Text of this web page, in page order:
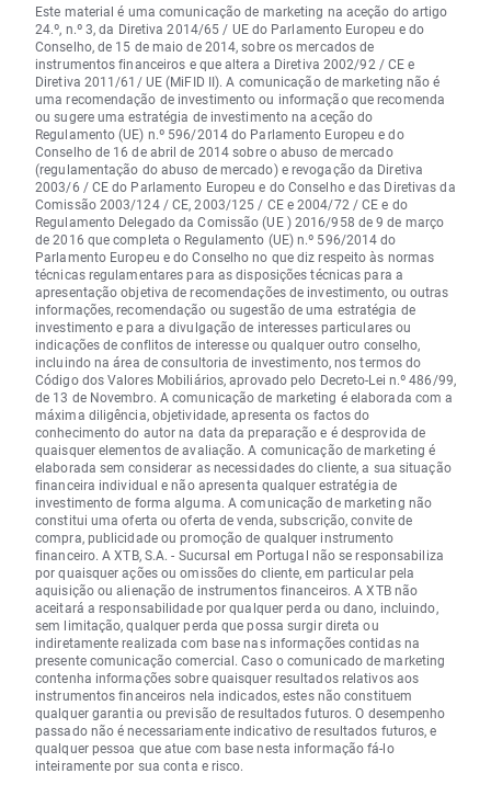
Este material é uma comunicação de marketing na aceção do artigo
24.º, n.º 3, da Diretiva 2014/65 / UE do Parlamento Europeu e do
Conselho, de 15 de maio de 2014, sobre os mercados de
instrumentos financeiros e que altera a Diretiva 2002/92 / CE e
Diretiva 2011/61/ UE (MiFID II). A comunicação de marketing não é
uma recomendação de investimento ou informação que recomenda
ou sugere uma estratégia de investimento na aceção do
Regulamento (UE) n.º 596/2014 do Parlamento Europeu e do
Conselho de 16 de abril de 2014 sobre o abuso de mercado
(regulamentação do abuso de mercado) e revogação da Diretiva
2003/6 / CE do Parlamento Europeu e do Conselho e das Diretivas da
Comissão 2003/124 / CE, 2003/125 / CE e 2004/72 / CE e do
Regulamento Delegado da Comissão (UE ) 2016/958 de 9 de março
de 2016 que completa o Regulamento (UE) n.º 596/2014 do
Parlamento Europeu e do Conselho no que diz respeito às normas
técnicas regulamentares para as disposições técnicas para a
apresentação objetiva de recomendações de investimento, ou outras
informações, recomendação ou sugestão de uma estratégia de
investimento e para a divulgação de interesses particulares ou
indicações de conflitos de interesse ou qualquer outro conselho,
incluindo na área de consultoria de investimento, nos termos do
Código dos Valores Mobiliários, aprovado pelo Decreto-Lei n.º 486/99,
de 13 de Novembro. A comunicação de marketing é elaborada com a
máxima diligência, objetividade, apresenta os factos do
conhecimento do autor na data da preparação e é desprovida de
quaisquer elementos de avaliação. A comunicação de marketing é
elaborada sem considerar as necessidades do cliente, a sua situação
financeira individual e não apresenta qualquer estratégia de
investimento de forma alguma. A comunicação de marketing não
constitui uma oferta ou oferta de venda, subscrição, convite de
compra, publicidade ou promoção de qualquer instrumento
financeiro. A XTB, S.A. - Sucursal em Portugal não se responsabiliza
por quaisquer ações ou omissões do cliente, em particular pela
aquisição ou alienação de instrumentos financeiros. A XTB não
aceitará a responsabilidade por qualquer perda ou dano, incluindo,
sem limitação, qualquer perda que possa surgir direta ou
indiretamente realizada com base nas informações contidas na
presente comunicação comercial. Caso o comunicado de marketing
contenha informações sobre quaisquer resultados relativos aos
instrumentos financeiros nela indicados, estes não constituem
qualquer garantia ou previsão de resultados futuros. O desempenho
passado não é necessariamente indicativo de resultados futuros, e
qualquer pessoa que atue com base nesta informação fá-lo
inteiramente por sua conta e risco.